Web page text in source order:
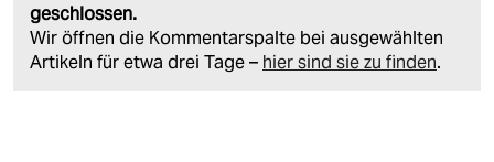
geschlossen.
Wir öffnen die Kommentarspalte bei ausgewählten
Artikeln für etwa drei Tage – hier sind sie zu finden.